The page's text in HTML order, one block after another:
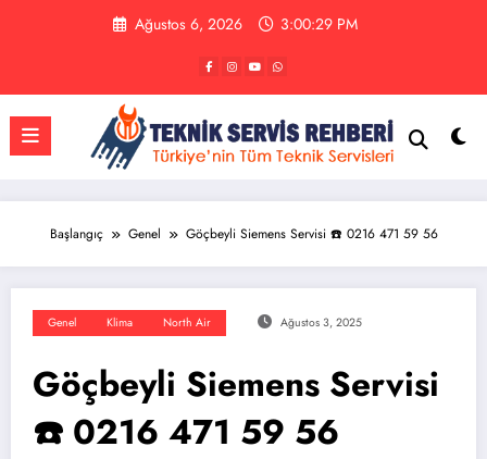
Ağustos 6, 2026 3:00:30 PM
Başlangıç Genel Göçbeyli Siemens Servisi ☎️ 0216 471 59 56
Genel Klima North Air Ağustos 3, 2025
Göçbeyli Siemens Servisi
☎️ 0216 471 59 56